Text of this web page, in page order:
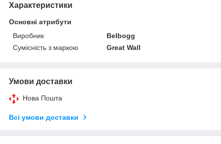
Характеристики
Основні атрибути
Виробник
Belbogg
Сумісність з маркою
Great Wall
Умови доставки
Нова Пошта
Всі умови доставки